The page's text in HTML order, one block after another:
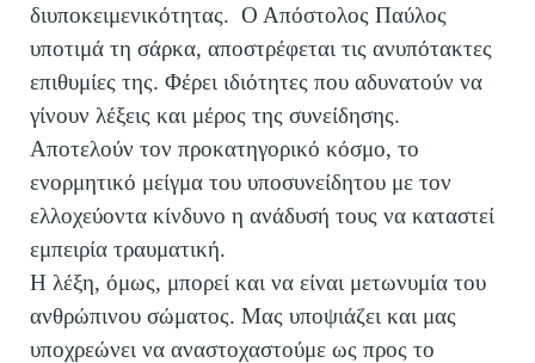
διυποκειμενικότητας. Ο Απόστολος Παύλος
υποτιμά τη σάρκα, αποστρέφεται τις ανυπότακτες
επιθυμίες της. Φέρει ιδιότητες που αδυνατούν να
γίνουν λέξεις και μέρος της συνείδησης.
Αποτελούν τον προκατηγορικό κόσμο, το
ενορμητικό μείγμα του υποσυνείδητου με τον
ελλοχεύοντα κίνδυνο η ανάδυσή τους να καταστεί
εμπειρία τραυματική.
Η λέξη, όμως, μπορεί και να είναι μετωνυμία του
ανθρώπινου σώματος. Μας υποψιάζει και μας
υποχρεώνει να αναστοχαστούμε ως προς το